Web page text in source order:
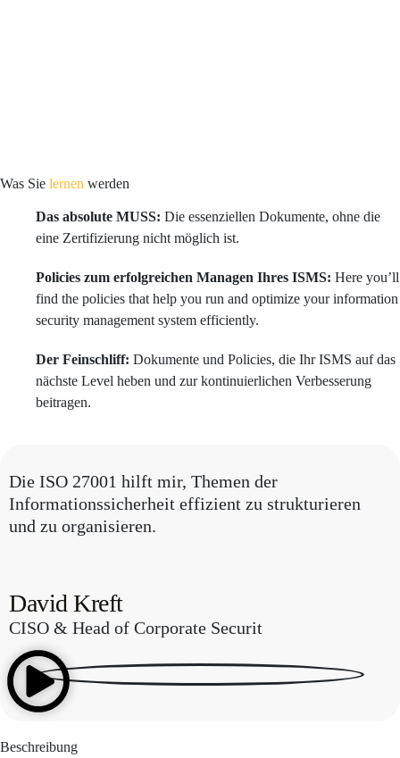
Was Sie lernen werden
Das absolute MUSS: Die essenziellen Dokumente, ohne die
eine Zertifizierung nicht möglich ist.
Policies zum erfolgreichen Managen Ihres ISMS: Here you’ll
find the policies that help you run and optimize your information
security management system efficiently.
Der Feinschliff: Dokumente und Policies, die Ihr ISMS auf das
nächste Level heben und zur kontinuierlichen Verbesserung
beitragen.
Die ISO 27001 hilft mir, Themen der
Informationssicherheit effizient zu strukturieren
und zu organisieren.
David Kreft
CISO & Head of Corporate Securit
Beschreibung